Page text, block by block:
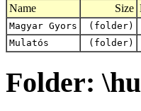
Name Size
Magyar Gyors
(folder)
Mulatós
(folder)
Folder: